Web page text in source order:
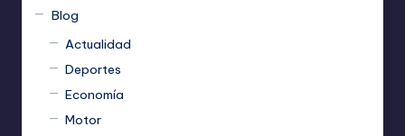
Blog
Actualidad
Deportes
Economía
Motor